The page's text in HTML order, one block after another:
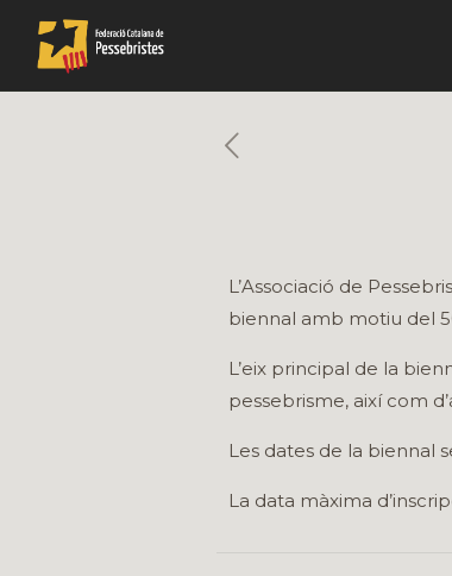
L’Associació de
biennal amb motiu del
L’eix principal de la
pessebrisme, així com
Les dates de la biennal
La data màxima